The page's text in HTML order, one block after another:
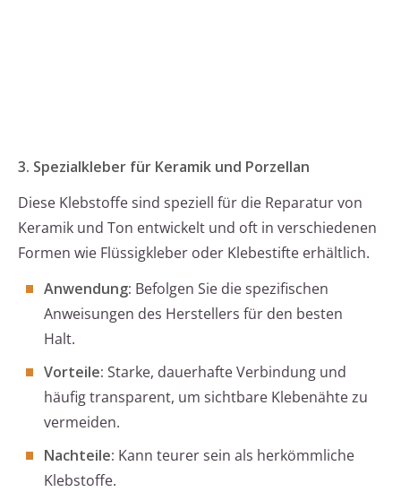
3. Spezialkleber für Keramik und Porzellan
Diese Klebstoffe sind speziell für die Reparatur von
Keramik und Ton entwickelt und oft in verschiedenen
Formen wie Flüssigkleber oder Klebestifte erhältlich.
Anwendung: Befolgen Sie die spezifischen
Anweisungen des Herstellers für den besten
Halt.
Vorteile: Starke, dauerhafte Verbindung und
häufig transparent, um sichtbare Klebenähte zu
vermeiden.
Nachteile: Kann teurer sein als herkömmliche
Klebstoffe.